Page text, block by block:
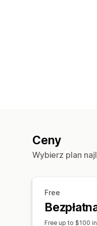
Ceny
Wybierz plan
Free
Free up to $100